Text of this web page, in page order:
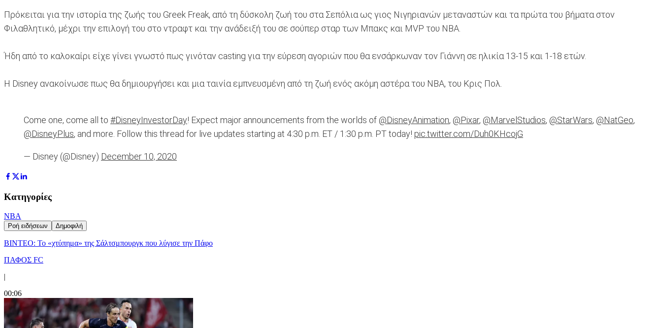
Πρόκειται για την ιστορία της ζωής του Greek Freak, από τη δύσκολη ζωή του στα Σεπόλια ως γιος Νιγηριανών μεταναστών και τα πρώτα του βήματα στον
Φιλαθλητικό, μέχρι την επιλογή του στο ντραφτ και την ανάδειξή του σε σούπερ σταρ των Μπακς και MVP του ΝΒΑ.
Ήδη από το καλοκαίρι είχε γίνει γνωστό πως γινόταν casting για την εύρεση αγοριών που θα ενσάρκωναν τον Γιάννη σε ηλικία 13-15 και 1-18 ετών.
Η Disney ανακοίνωσε πως θα δημιουργήσει και μια ταινία εμπνευσμένη από τη ζωή ενός ακόμη αστέρα του ΝΒΑ, του Κρις Πολ.
Come one, come all to #DisneyInvestorDay! Expect major announcements from the worlds of @DisneyAnimation, @Pixar, @MarvelStudios, @StarWars, @NatGeo,
@DisneyPlus, and more. Follow this thread for live updates starting at 4:30 p.m. ET / 1:30 p.m. PT today! pic.twitter.com/Duh0KHcojG
— Disney (@Disney) December 10, 2020
Κατηγορίες
NBA
Ροή ειδήσεων Δημοφιλή
ΒΙΝΤΕΟ: Το «χτύπημα» της Σάλτσμπουργκ που λύγισε την Πάφο
ΠΑΦΟΣ FC
|
00:06